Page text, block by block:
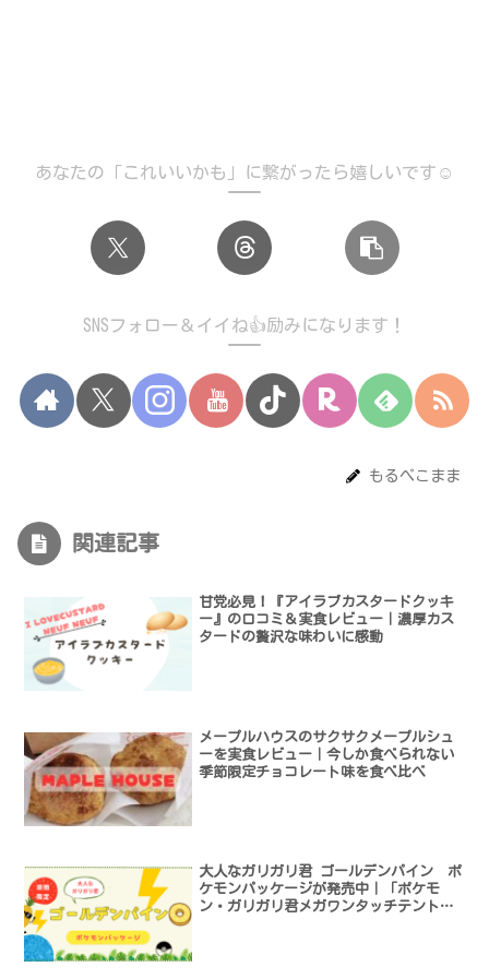
あなたの「これいいかも」に繋がったら嬉しいです☺️
SNSフォロー＆イイね👍励みになります！
もるぺこまま
関連記事
甘党必見！『アイラブカスタードクッキ
ー』の口コミ＆実食レビュー｜濃厚カス
タードの贅沢な味わいに感動
メープルハウスのサクサクメープルシュ
ーを実食レビュー｜今しか食べられない
季節限定チョコレート味を食べ比べ
大人なガリガリ君 ゴールデンパイン ポ
ケモンパッケージが発売中｜「ポケモ
ン・ガリガリ君メガワンタッチテント」